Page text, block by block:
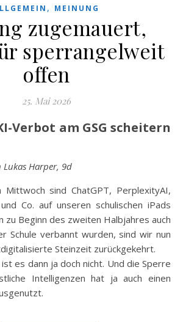
, MEINUNG
zugemauert,
sperrangelweit
offen
25. Mai 2026
Harper, 9d
Mittwoch sind ChatGPT, PerplexityAI,
Co. auf unseren schulischen iPads
zu Beginn des zweiten Halbjahres auch
Schule verbannt wurden, sind wir nun
Steinzeit zurückgekehrt.
ist es dann ja doch nicht. Und die Sperre
Intelligenzen hat ja auch einen